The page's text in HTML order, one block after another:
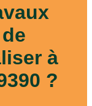
à
?